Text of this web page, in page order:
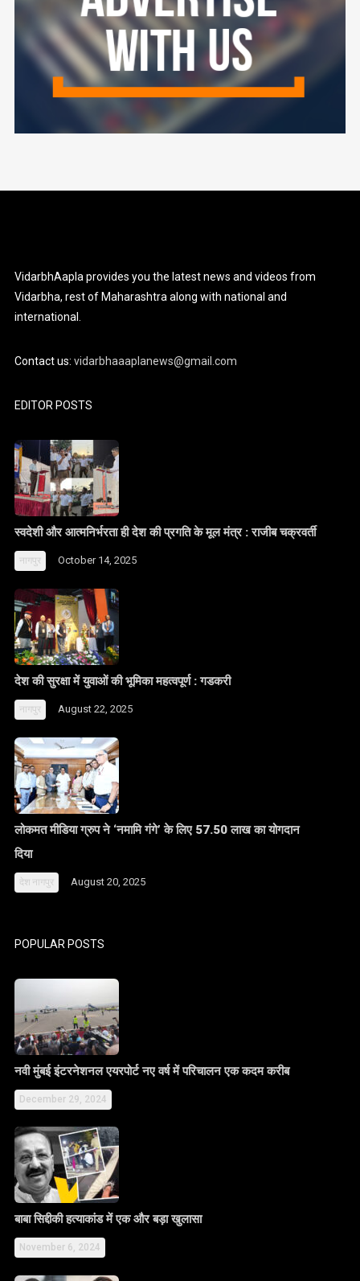
VidarbhAapla provides you the latest news and videos from
Vidarbha, rest of Maharashtra along with national and
international.
Contact us:vidarbhaaaplanews@gmail.com
EDITOR POSTS
स्वदेशी और आत्मनिर्भरता ही देश की प्रगति के मूल मंत्र : राजीब चक्रवर्ती
नागपुर October 14, 2025
देश की सुरक्षा में युवाओं की भूमिका महत्वपूर्ण : गडकरी
नागपुर August 22, 2025
लोकमत मीडिया ग्रुप ने ‘नमामि गंगे’ के लिए 57.50 लाख का योगदान
दिया
देश नागपुर August 20, 2025
POPULAR POSTS
नवी मुंबई इंटरनेशनल एयरपोर्ट नए वर्ष में परिचालन एक कदम करीब
December 29, 2024
बाबा सिद्दीकी हत्याकांड में एक और बड़ा खुलासा
November 6, 2024